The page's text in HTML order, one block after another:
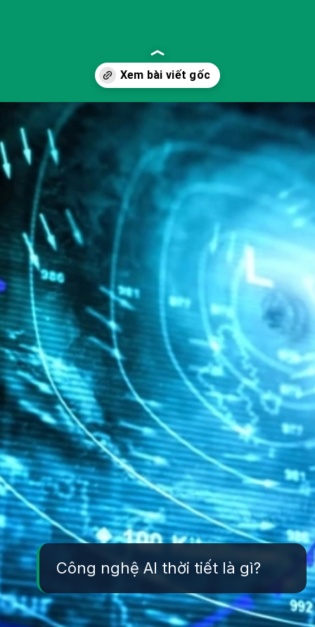
Đang mở
Công nghệ AI thời tiết là gì?